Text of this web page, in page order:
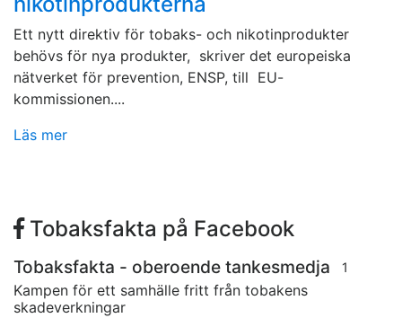
Ett nytt direktiv för tobaks- och nikotinprodukter
behövs för nya produkter, skriver det europeiska
nätverket för prevention, ENSP, till EU-
kommissionen....
Läs mer
Tobaksfakta på Facebook
Tobaksfakta - oberoende tankesmedja 1
Kampen för ett samhälle fritt från tobakens
skadeverkningar